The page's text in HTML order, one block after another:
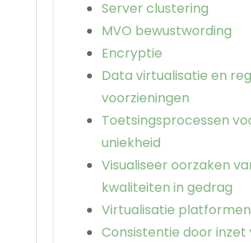
Server clustering
MVO bewustwording
Encryptie
Data virtualisatie en
voorzieningen
Toetsingsprocessen
uniekheid
Visualiseer oorzaken
kwaliteiten in gedrag
Virtualisatie platformen
Consistentie door inzet